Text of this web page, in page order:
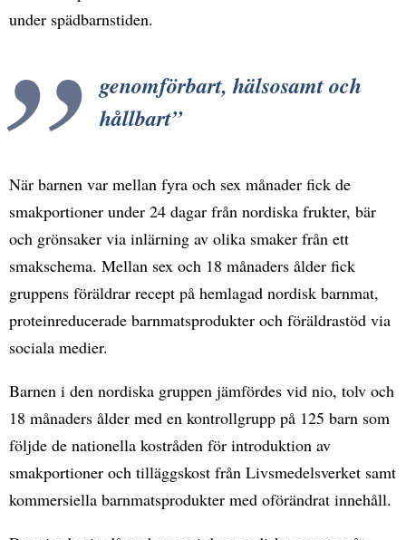
under spädbarnstiden.
genomförbart, hälsosamt och
hållbart
När barnen var mellan fyra och sex månader fick de
smakportioner under 24 dagar från nordiska frukter, bär
och grönsaker via inlärning av olika smaker från ett
smakschema. Mellan sex och 18 månaders ålder fick
gruppens föräldrar recept på hemlagad nordisk barnmat,
proteinreducerade barnmatsprodukter och föräldrastöd via
sociala medier.
Barnen i den nordiska gruppen jämfördes vid nio, tolv och
18 månaders ålder med en kontrollgrupp på 125 barn som
följde de nationella kostråden för introduktion av
smakportioner och tilläggskost från Livsmedelsverket samt
kommersiella barnmatsprodukter med oförändrat innehåll.